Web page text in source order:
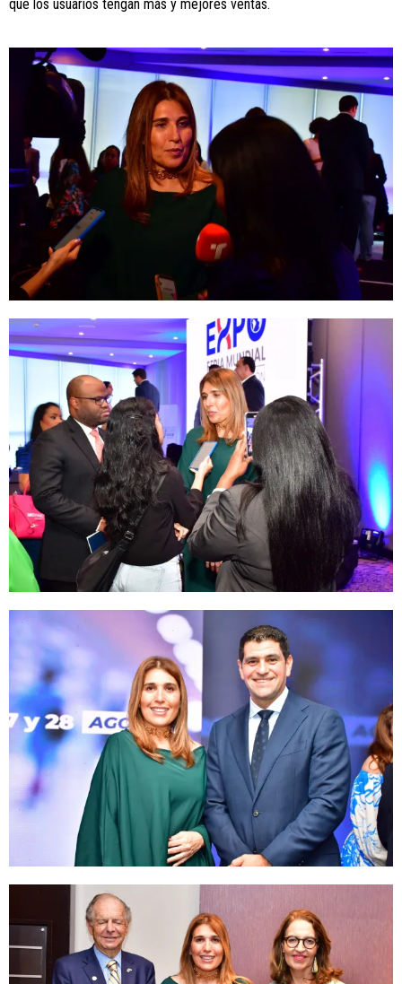
que los usuarios tengan más y mejores ventas.